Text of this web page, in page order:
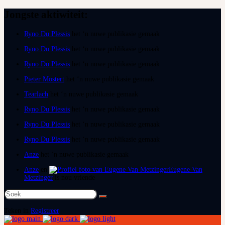
Ryno Du Plessis
Ryno Du Plessis
Ryno Du Plessis
Pieter Mostert
Tearlach
Ryno Du Plessis
Ryno Du Plessis
Ryno Du Plessis
Anze
Anze
Eugene Van
Metzinger
Soek
na:
Registreer